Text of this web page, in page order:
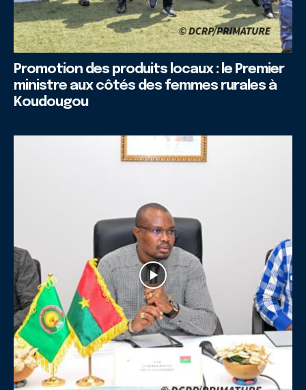
Promotion des produits locaux : le Premier
ministre aux côtés des femmes rurales à
Koudougou